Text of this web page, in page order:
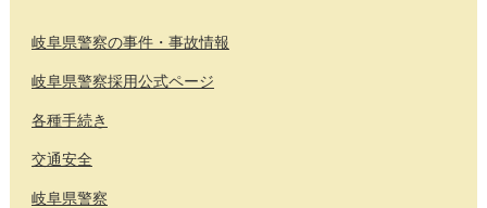
岐阜県警察の事件・事故情報
岐阜県警察採用公式ページ
各種手続き
交通安全
岐阜県警察